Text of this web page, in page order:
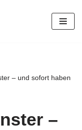
– und sofort haben
–